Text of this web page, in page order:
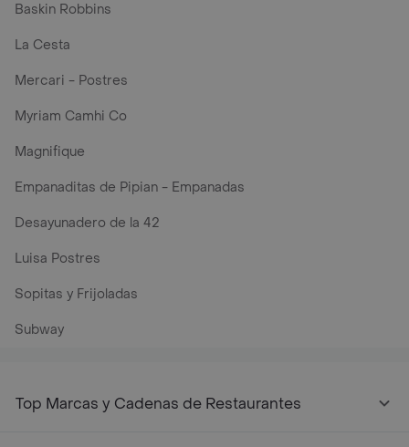
Baskin Robbins
La Cesta
Mercari - Postres
Myriam Camhi Co
Magnifique
Empanaditas de Pipian - Empanadas
Desayunadero de la 42
Luisa Postres
Sopitas y Frijoladas
Subway
Top Marcas y Cadenas de Restaurantes